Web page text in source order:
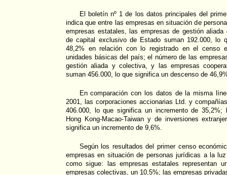
El boletín nº 1 de los datos principales del
indica que entre las empresas en situación de
empresas estatales, las empresas de gestión
de capital exclusivo de Estado suman 192.000, lo
48,2% en relación con lo registrado en el censo
unidades básicas del país; el número de las
gestión aliada y colectiva, y las empresas
suman 456.000, lo que significa un descenso de
En comparación con los datos de la misma
2001, las corporaciones accionarias Ltd. y
406.000, lo que significa un incremento de 35,2%;
Hong Kong-Macao-Taiwan y de inversiones
significa un incremento de 9,6%.
Según los resultados del primer censo
empresas en situación de personas jurídicas a la
como sigue: las empresas estatales representan
empresas colectivas, un 10,5%; las empresas